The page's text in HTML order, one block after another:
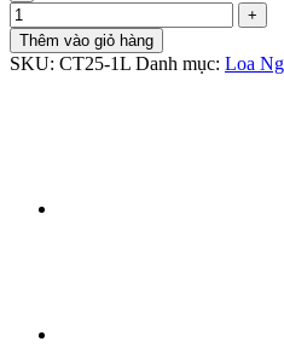
Thêm vào giỏ hàng
SKU: CT25-1L Danh mục: Loa